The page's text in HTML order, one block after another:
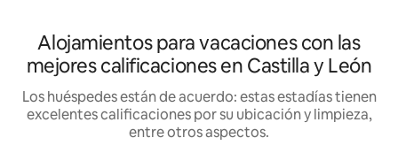
Alojamientos para vacaciones con las
mejores calificaciones en Castilla y León
Los huéspedes están de acuerdo: estas estadías tienen
excelentes calificaciones por su ubicación y limpieza,
entre otros aspectos.